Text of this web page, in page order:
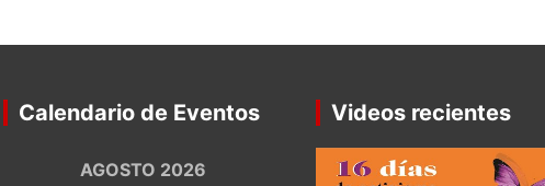
Calendario de Eventos
AGOSTO 2026
Videos recientes